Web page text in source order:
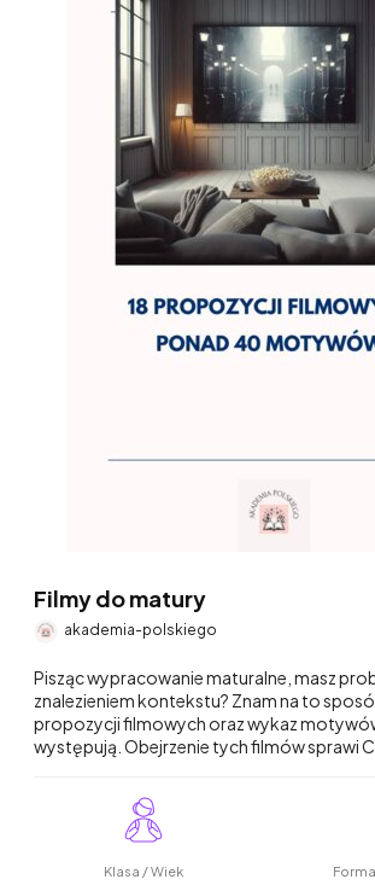
Filmy do matury
akademia-polskiego
Pisząc wypracowanie maturalne, masz
znalezieniem kontekstu? Znam na to
propozycji filmowych oraz wykaz
występują. Obejrzenie tych filmów sprawi Ci
Klasa / Wiek